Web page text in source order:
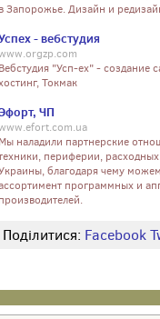
в Запорожье. Дизайн и
- вебстудия
Вебстудия "Усп-ех" - создание
Токмак
ЧП
Мы наладили партнерские
периферии,
благодаря чему
программных и
производителей.
Поділитися: Facebook